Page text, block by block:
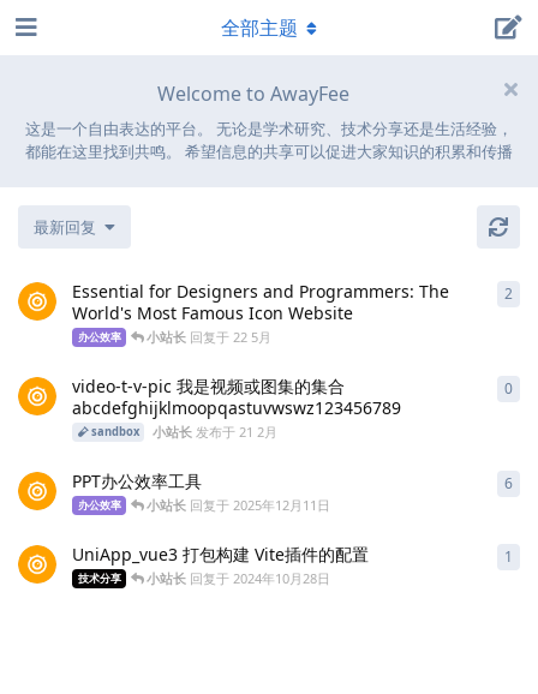
Welcome to AwayFee
这是一个自由表达的平台。 无论是学术研究、技术分享还是生活经验，
都能在这里找到共鸣。 希望信息的共享可以促进大家知识的积累和传播
全部主题
最新回复
Essential for Designers and Programmers: The
World's Most Famous Icon Website
办公效率 小站长 回复于22 5月
2
video-t-v-pic 我是视频或图集的集合
abcdefghijklmoopqastuvwswz123456789
sandbox 小站长 发布于21 2月
0
PPT办公效率工具
办公效率 小站长 回复于2025年12月11日
6
UniApp_vue3 打包构建 Vite插件的配置
技术分享 小站长 回复于2024年10月28日
1